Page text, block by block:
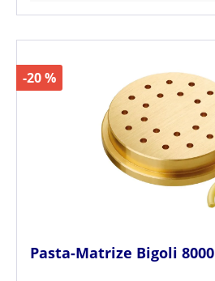
-20 %
Pasta-Matrize Bigoli 8000